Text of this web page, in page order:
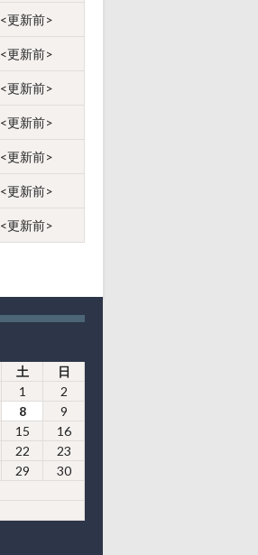
<更新前>
<更新前>
<更新前>
<更新前>
<更新前>
<更新前>
<更新前>
土 日
1
2
8
9
15
16
22
23
29
30